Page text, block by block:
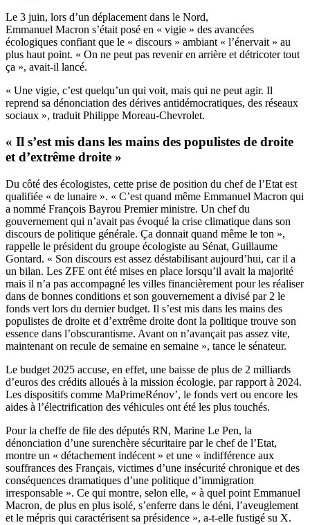
Le 3 juin, lors d’un déplacement dans le Nord,
Emmanuel Macron s’était posé en « vigie » des avancées
écologiques confiant que le « discours » ambiant « l’énervait » au
plus haut point. « On ne peut pas revenir en arrière et détricoter tout
ça », avait-il lancé.
« Une vigie, c’est quelqu’un qui voit, mais qui ne peut agir. Il
reprend sa dénonciation des dérives antidémocratiques, des réseaux
sociaux », traduit Philippe Moreau-Chevrolet.
« Il s’est mis dans les mains des populistes de droite
et d’extrême droite »
Du côté des écologistes, cette prise de position du chef de l’Etat est
qualifiée « de lunaire ». « C’est quand même Emmanuel Macron qui
a nommé François Bayrou Premier ministre. Un chef du
gouvernement qui n’avait pas évoqué la crise climatique dans son
discours de politique générale. Ça donnait quand même le ton »,
rappelle le président du groupe écologiste au Sénat, Guillaume
Gontard. « Son discours est assez déstabilisant aujourd’hui, car il a
un bilan. Les ZFE ont été mises en place lorsqu’il avait la majorité
mais il n’a pas accompagné les villes financièrement pour les réaliser
dans de bonnes conditions et son gouvernement a divisé par 2 le
fonds vert lors du dernier budget. Il s’est mis dans les mains des
populistes de droite et d’extrême droite dont la politique trouve son
essence dans l’obscurantisme. Avant on n’avançait pas assez vite,
maintenant on recule de semaine en semaine », tance le sénateur.
Le budget 2025 accuse, en effet, une baisse de plus de 2 milliards
d’euros des crédits alloués à la mission écologie, par rapport à 2024.
Les dispositifs comme MaPrimeRénov’, le fonds vert ou encore les
aides à l’électrification des véhicules ont été les plus touchés.
Pour la cheffe de file des députés RN, Marine Le Pen, la
dénonciation d’une surenchère sécuritaire par le chef de l’Etat,
montre un « détachement indécent » et une « indifférence aux
souffrances des Français, victimes d’une insécurité chronique et des
conséquences dramatiques d’une politique d’immigration
irresponsable ». Ce qui montre, selon elle, « à quel point Emmanuel
Macron, de plus en plus isolé, s’enferre dans le déni, l’aveuglement
et le mépris qui caractérisent sa présidence », a-t-elle fustigé su X.